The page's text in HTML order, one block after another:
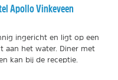
Apollo Vinkeveen
ingericht en ligt op een
aan het water. Diner met
kan bij de receptie.